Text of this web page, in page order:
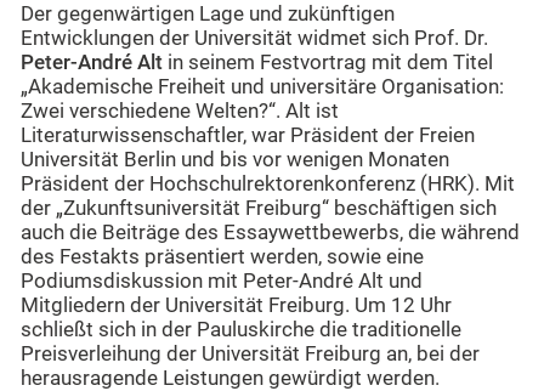
Der gegenwärtigen Lage und zukünftigen
Entwicklungen der Universität widmet sich Prof. Dr.
Peter-André Alt in seinem Festvortrag mit dem Titel
„Akademische Freiheit und universitäre Organisation:
Zwei verschiedene Welten?“. Alt ist
Literaturwissenschaftler, war Präsident der Freien
Universität Berlin und bis vor wenigen Monaten
Präsident der Hochschulrektorenkonferenz (HRK). Mit
der „Zukunftsuniversität Freiburg“ beschäftigen sich
auch die Beiträge des Essaywettbewerbs, die während
des Festakts präsentiert werden, sowie eine
Podiumsdiskussion mit Peter-André Alt und
Mitgliedern der Universität Freiburg. Um 12 Uhr
schließt sich in der Pauluskirche die traditionelle
Preisverleihung der Universität Freiburg an, bei der
herausragende Leistungen gewürdigt werden.